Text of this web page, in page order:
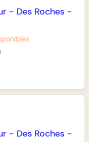
- Des Roches -
- Des Roches -